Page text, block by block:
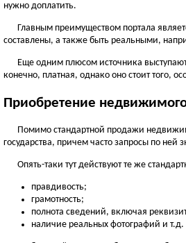
нужно доплатить.
Главным преимуществом портала
составлены, а также быть реальными,
Еще одним плюсом источника
конечно, платная, однако оно стоит того,
Приобретение
Помимо стандартной продажи
государства, причем часто запросы по ней
Опять-таки тут действуют те же
правдивость;
грамотность;
полнота сведений, включая
наличие реальных фотографий и т.д.